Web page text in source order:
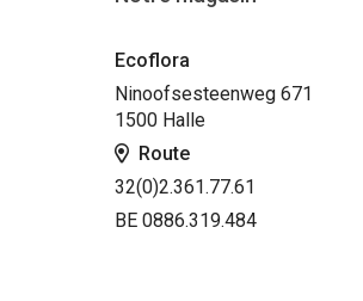
Ecoflora
Ninoofsesteenweg 671
1500 Halle
Route
32(0)2.361.77.61
BE 0886.319.484